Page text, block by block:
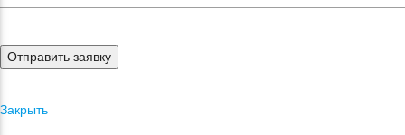
Отправить заявку
Закрыть